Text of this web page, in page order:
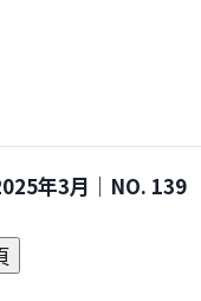
年3月｜NO. 139